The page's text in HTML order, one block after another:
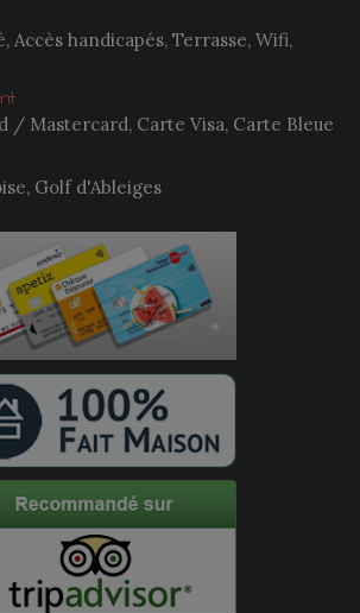
Accès handicapés, Terrasse, Wifi,
/ Mastercard, Carte Visa, Carte Bleue
Golf d'Ableiges